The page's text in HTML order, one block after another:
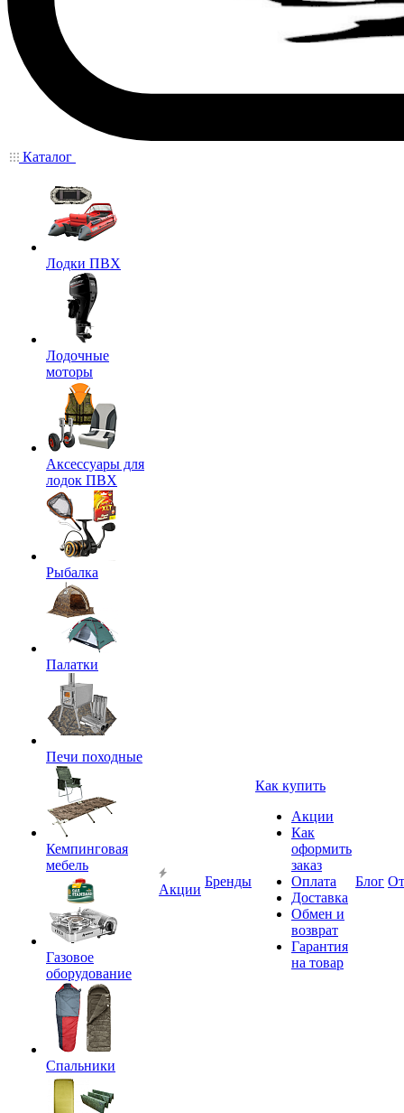
Каталог
Лодки ПВХ
Лодочные
моторы
Аксессуары для
лодок ПВХ
Рыбалка
Палатки
Печи походные
Кемпинговая
мебель
Газовое
оборудование
Спальники
Акции
Бренды
Как купить
Акции
Как
оформить
заказ
Оплата
Доставка
Обмен и
возврат
Гарантия
на товар
Блог